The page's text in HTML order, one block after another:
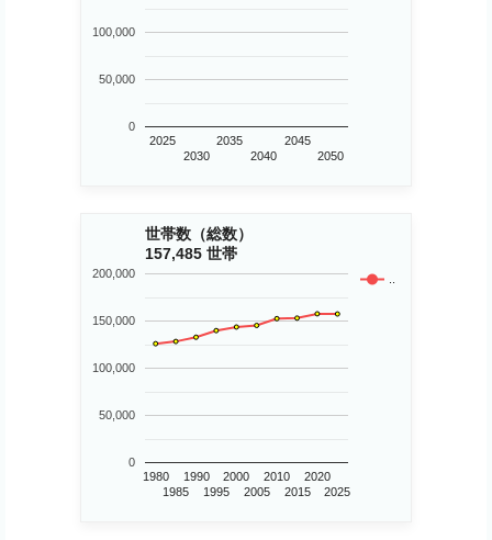
2025
2030
2035
2040
2045
2050
0
50,000
100,000
世帯数（総数）
157,485 世帯
..
1980
1985
1990
1995
2000
2005
2010
2015
2020
2025
0
50,000
100,000
150,000
200,000